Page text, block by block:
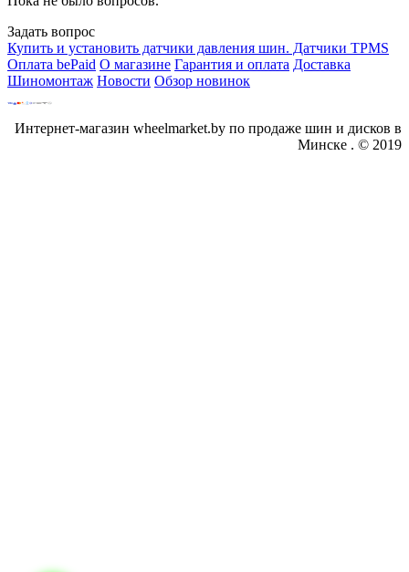
Задать вопрос
Купить и установить датчики давления шин. Датчики TPMS
Оплата bePaid О магазине Гарантия и оплата Доставка
Шиномонтаж Новости Обзор новинок
Интернет-магазин wheelmarket.by по продаже шин и дисков в
Минске . © 2019